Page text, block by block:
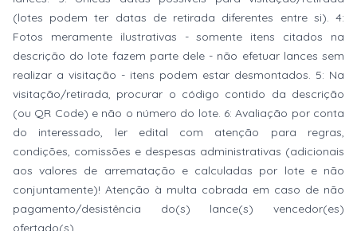
(lotes podem ter datas de retirada diferentes entre si). 4:
Fotos meramente ilustrativas - somente itens citados na
descrição do lote fazem parte dele - não efetuar lances sem
realizar a visitação - itens podem estar desmontados. 5: Na
visitação/retirada, procurar o código contido da descrição
(ou QR Code) e não o número do lote. 6: Avaliação por conta
do interessado, ler edital com atenção para regras,
condições, comissões e despesas administrativas (adicionais
aos valores de arrematação e calculadas por lote e não
conjuntamente)! Atenção à multa cobrada em caso de não
pagamento/desistência do(s) lance(s) vencedor(es)
ofertado(s).